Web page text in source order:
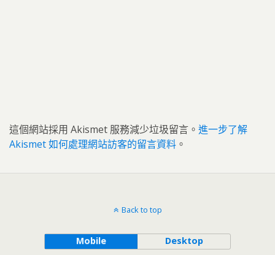
這個網站採用 Akismet 服務減少垃圾留言。 進一步了解
Akismet 如何處理網站訪客的留言資料 。
Back to top
Mobile Desktop